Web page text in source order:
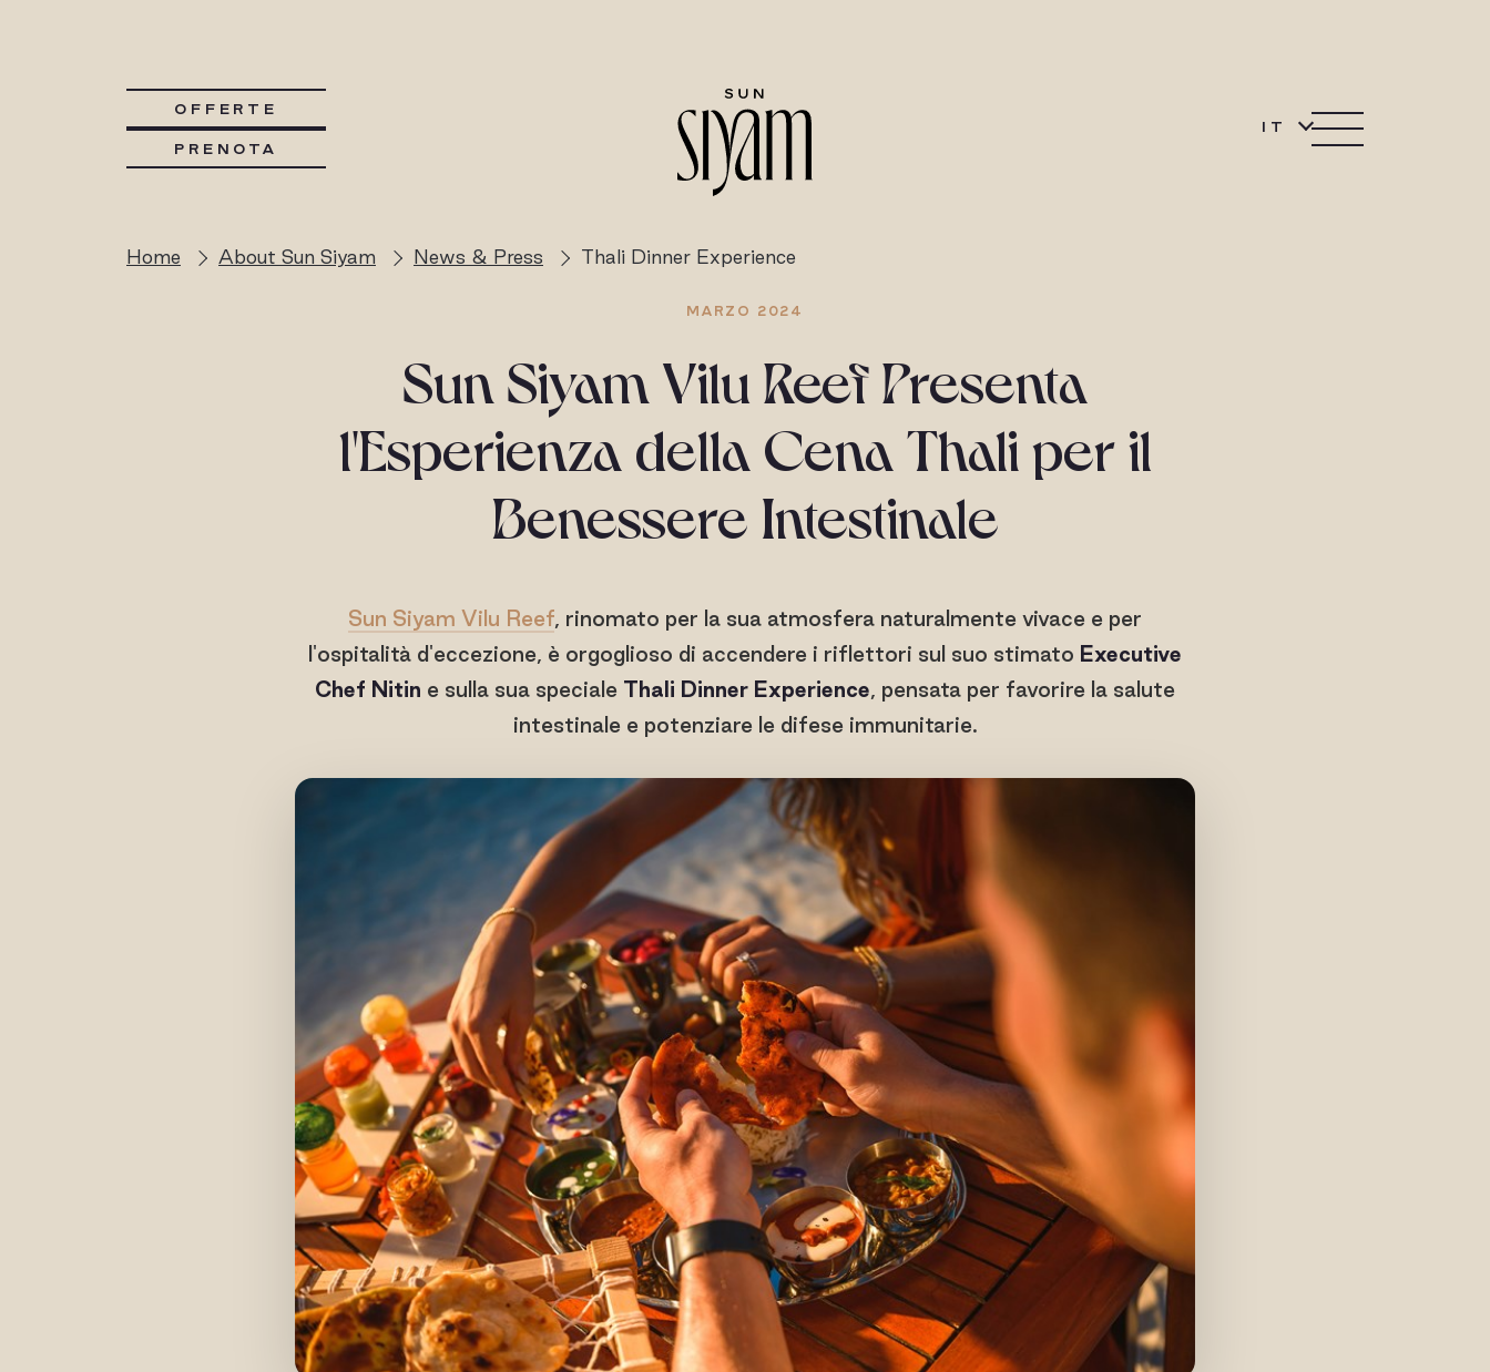
OFFERTE
PRENOTA
IT
Home About Sun Siyam News & Press Thali Dinner Experience
MARZO 2024
Sun Siyam Vilu Reef Presenta
l'Esperienza della Cena Thali per il
Benessere Intestinale
Sun Siyam Vilu Reef, rinomato per la sua atmosfera naturalmente vivace e per
l'ospitalità d'eccezione, è orgoglioso di accendere i riflettori sul suo stimato Executive
Chef Nitin e sulla sua speciale Thali Dinner Experience, pensata per favorire la salute
intestinale e potenziare le difese immunitarie.